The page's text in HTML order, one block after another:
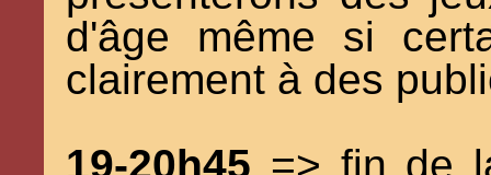
d'âge même si
clairement à des
19-20h45 => fin de